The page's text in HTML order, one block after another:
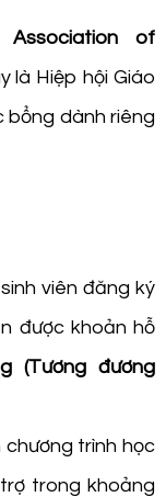
Association of
là Hiệp hội Giáo
bổng dành riêng
viên đăng ký
được khoản hỗ
(Tương đương
chương trình học
trong khoảng